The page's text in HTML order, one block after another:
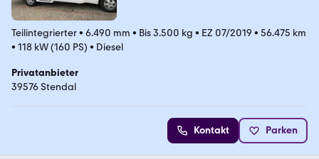
Teilintegrierter• 6.490 mm • Bis 3.500 kg • EZ 07/2019 • 56.475 km
• 118 kW (160 PS) • Diesel
Privatanbieter
39576 Stendal
Kontakt Parken